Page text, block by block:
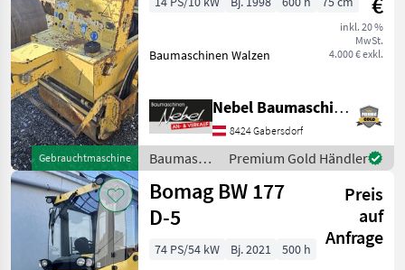
Gebrauchtmaschine
inkl. 20 %
MwSt.
4.000 € exkl.
Baumaschinen Walzen
Nebel Baumaschinen
8424 Gabersdorf
Baumaschinen
/ Bomag
Premium Gold Händler
Bomag BW 177
D-5
Preis
auf
Anfrage
74 PS/54 kW Bj. 2021
500 h